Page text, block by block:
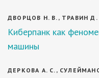
ДВОРЦОВ Н. В., ТРАВИН Д.
Киберпанк как
машины
ДЕРКОВА А. С.,